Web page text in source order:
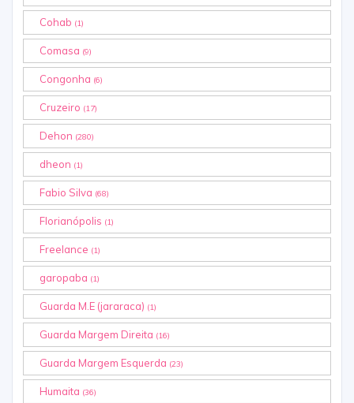
Cohab (1)
Comasa (9)
Congonha (6)
Cruzeiro (17)
Dehon (280)
dheon (1)
Fabio Silva (68)
Florianópolis (1)
Freelance (1)
garopaba (1)
Guarda M.E (jararaca) (1)
Guarda Margem Direita (16)
Guarda Margem Esquerda (23)
Humaita (36)